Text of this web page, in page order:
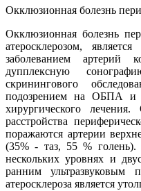
Окклюзионная болезнь
Окклюзионная болезнь
атеросклерозом,
заболеванием артерий
дупплексную
скринингового
подозрением на ОБПА и
хирургического
расстройства
поражаются артерии
(35% - таз, 55 % голень).
нескольких уровнях и
ранним ультразвуковым
атеросклероза является